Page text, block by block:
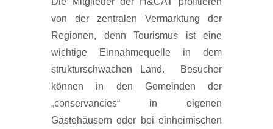
von der zentralen Vermarktung der
Regionen, denn Tourismus ist eine
wichtige Einnahmequelle in dem
strukturschwachen Land. Besucher
können in den Gemeinden der
„conservancies“ in eigenen
Gästehäusern oder bei einheimischen